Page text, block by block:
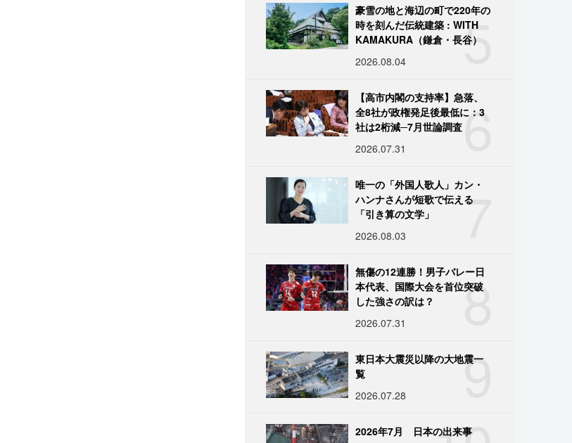
5
豪雪の地と海辺の町で220年の
時を刻んだ伝統建築 : WITH
KAMAKURA（鎌倉・長谷）
2026.08.04
6
【高市内閣の支持率】急落、
全8社が政権発足後最低に：3
社は2桁減─7月世論調査
2026.07.31
7
唯一の「外国人歌人」カン・
ハンナさんが短歌で伝える
「引き算の文学」
2026.08.03
8
無傷の12連勝！男子バレー日
本代表、国際大会を首位突破
した強さの訳は？
2026.07.31
9
東日本大震災以降の大地震一
覧
2026.07.28
2026年7月 日本の出来事